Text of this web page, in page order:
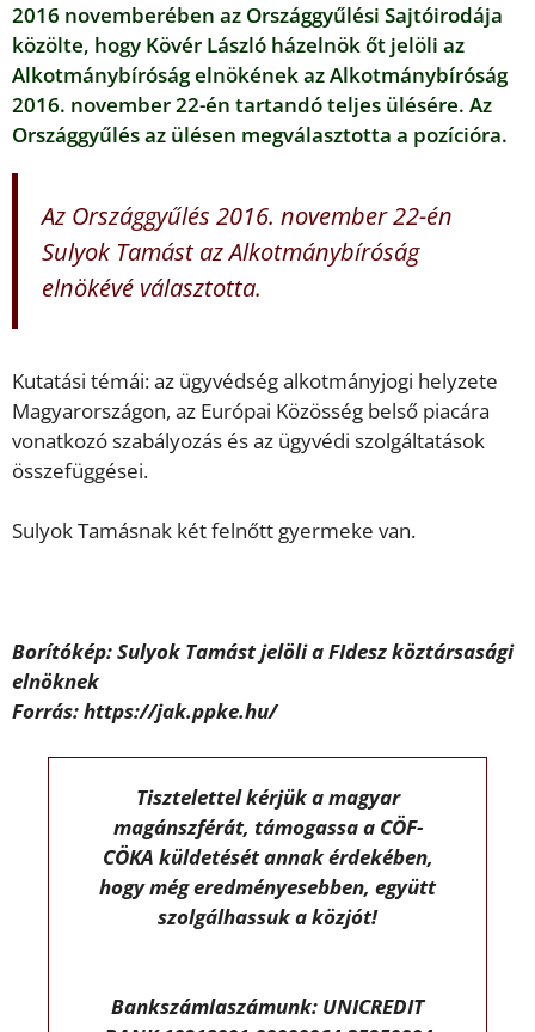
2016 novemberében az Országgyűlési Sajtóirodája
közölte, hogy Kövér László házelnök őt jelöli az
Alkotmánybíróság elnökének az Alkotmánybíróság
2016. november 22-én tartandó teljes ülésére. Az
Országgyűlés az ülésen megválasztotta a pozícióra.
Az Országgyűlés 2016. november 22-én
Sulyok Tamást az Alkotmánybíróság
elnökévé választotta.
Kutatási témái: az ügyvédség alkotmányjogi helyzete
Magyarországon, az Európai Közösség belső piacára
vonatkozó szabályozás és az ügyvédi szolgáltatások
összefüggései.
Sulyok Tamásnak két felnőtt gyermeke van.
Borítókép: Sulyok Tamást jelöli a FIdesz köztársasági
elnöknek
Forrás: https://jak.ppke.hu/
Tisztelettel kérjük a magyar
magánszférát, támogassa a CÖF-
CÖKA küldetését annak érdekében,
hogy még eredményesebben, együtt
szolgálhassuk a közjót!
Bankszámlaszámunk: UNICREDIT